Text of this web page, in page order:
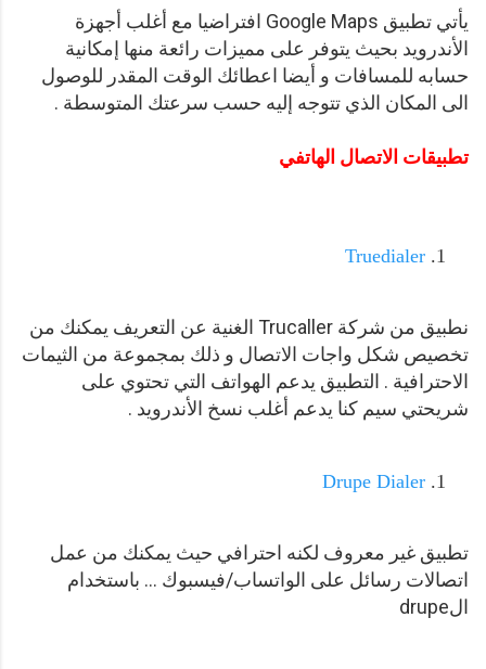
يأتي تطبيق Google Maps افتراضيا مع أغلب أجهزة
الأندرويد بحيث يتوفر على مميزات رائعة منها إمكانية
حسابه للمسافات و أيضا اعطائك الوقت المقدر للوصول
الى المكان الذي تتوجه إليه حسب سرعتك المتوسطة .
تطبيقات الاتصال الهاتفي
Truedialer
نطبيق من شركة Trucaller الغنية عن التعريف يمكنك من
تخصيص شكل واجات الاتصال و ذلك بمجموعة من الثيمات
الاحترافية . التطبيق يدعم الهواتف التي تحتوي على
شريحتي سيم كنا يدعم أغلب نسخ الأندرويد .
Drupe Dialer
تطبيق غير معروف لكنه احترافي حيث يمكنك من عمل
اتصالات رسائل على الواتساب/فيسبوك ... باستخدام
الdrupe